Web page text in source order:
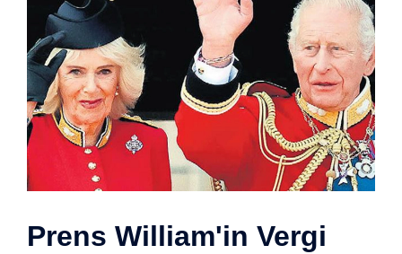
Prens William'in Vergi